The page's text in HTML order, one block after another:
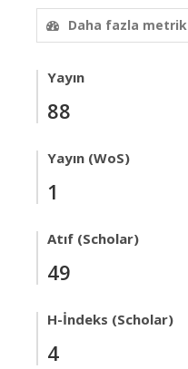
Daha fazla metrik
Yayın
88
Yayın (WoS)
1
Atıf (Scholar)
49
H-İndeks (Scholar)
4